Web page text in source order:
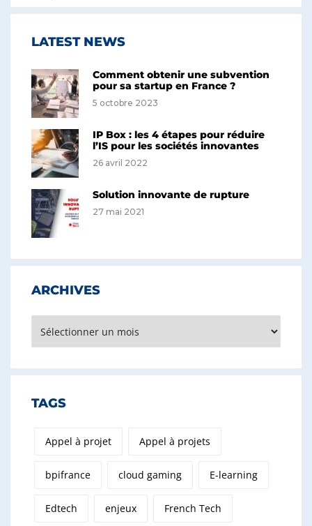
LATEST NEWS
Comment obtenir une subvention
pour sa startup en France ?
5 octobre 2023
IP Box : les 4 étapes pour réduire
l’IS pour les sociétés innovantes
26 avril 2022
Solution innovante de rupture
27 mai 2021
ARCHIVES
TAGS
Appel à projet Appel à projets
bpifrance cloud gaming E-learning
Edtech enjeux French Tech